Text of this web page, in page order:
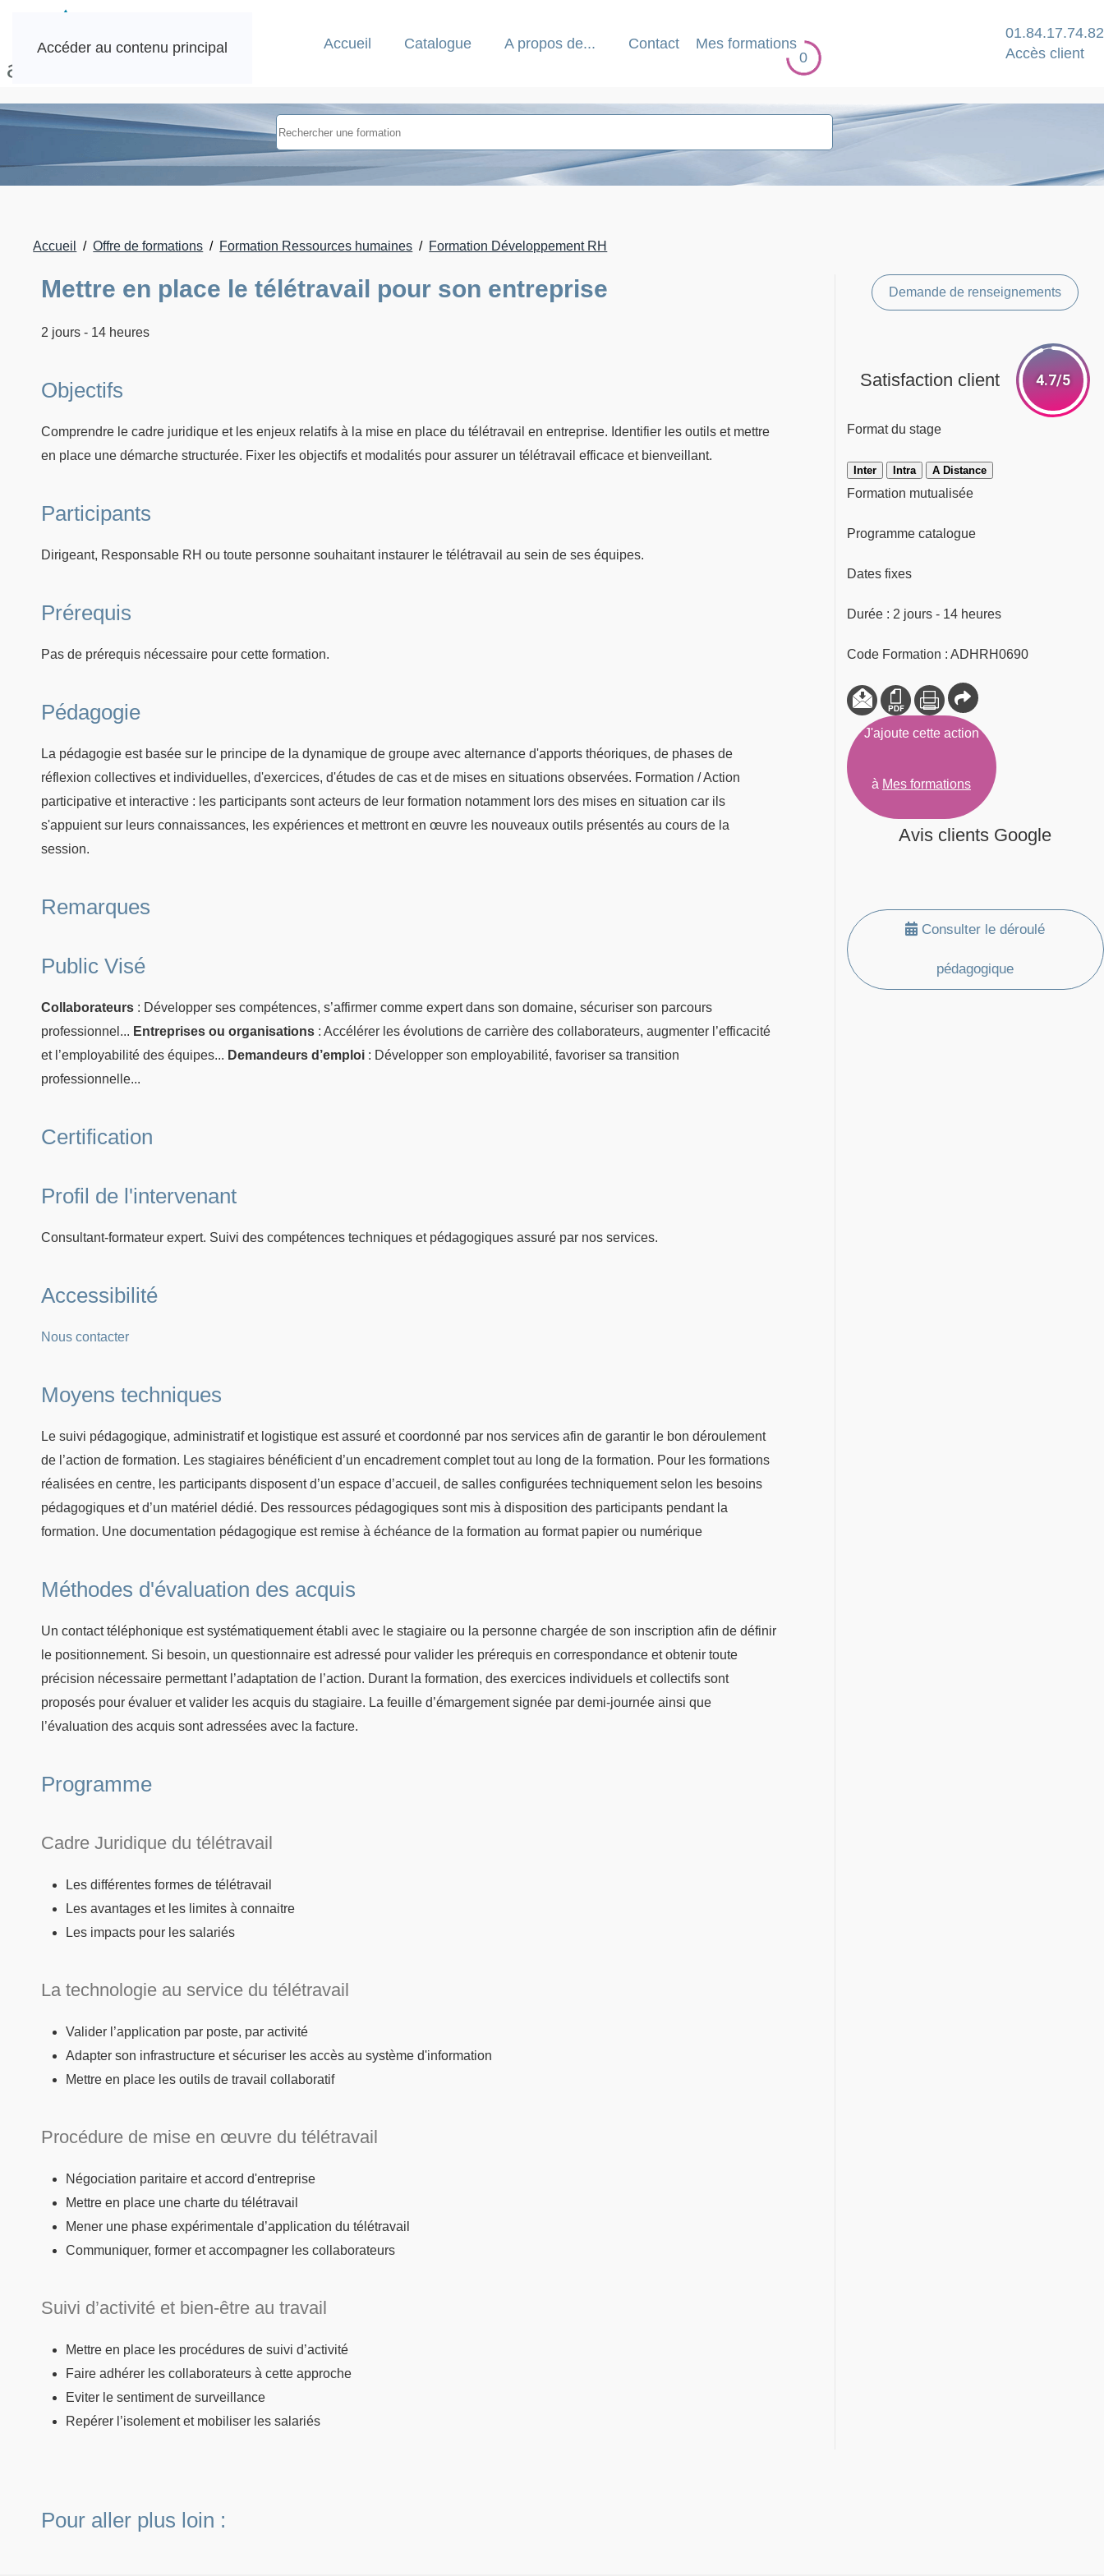
Accéder au contenu principal Accueil Catalogue A propos de... Contact
Mes formations
0
01.84.17.74.82
Accès client
Accueil Offre de formations Formation Ressources humaines Formation Développement RH
Mettre en place le télétravail pour son entreprise
2 jours - 14 heures
Objectifs
Comprendre le cadre juridique et les enjeux relatifs à la mise en place du télétravail en entreprise. Identifier les outils et mettre
en place une démarche structurée. Fixer les objectifs et modalités pour assurer un télétravail efficace et bienveillant.
Participants
Dirigeant, Responsable RH ou toute personne souhaitant instaurer le télétravail au sein de ses équipes.
Prérequis
Pas de prérequis nécessaire pour cette formation.
Pédagogie
La pédagogie est basée sur le principe de la dynamique de groupe avec alternance d'apports théoriques, de phases de
réflexion collectives et individuelles, d'exercices, d'études de cas et de mises en situations observées. Formation / Action
participative et interactive : les participants sont acteurs de leur formation notamment lors des mises en situation car ils
s'appuient sur leurs connaissances, les expériences et mettront en œuvre les nouveaux outils présentés au cours de la
session.
Remarques
Public Visé
Collaborateurs : Développer ses compétences, s’affirmer comme expert dans son domaine, sécuriser son parcours
professionnel... Entreprises ou organisations : Accélérer les évolutions de carrière des collaborateurs, augmenter l’efficacité
et l’employabilité des équipes... Demandeurs d’emploi : Développer son employabilité, favoriser sa transition
professionnelle...
Certification
Profil de l'intervenant
Consultant-formateur expert. Suivi des compétences techniques et pédagogiques assuré par nos services.
Accessibilité
Nous contacter
Moyens techniques
Le suivi pédagogique, administratif et logistique est assuré et coordonné par nos services afin de garantir le bon déroulement
de l’action de formation. Les stagiaires bénéficient d’un encadrement complet tout au long de la formation. Pour les formations
réalisées en centre, les participants disposent d’un espace d’accueil, de salles configurées techniquement selon les besoins
pédagogiques et d’un matériel dédié. Des ressources pédagogiques sont mis à disposition des participants pendant la
formation. Une documentation pédagogique est remise à échéance de la formation au format papier ou numérique
Méthodes d'évaluation des acquis
Un contact téléphonique est systématiquement établi avec le stagiaire ou la personne chargée de son inscription afin de définir
le positionnement. Si besoin, un questionnaire est adressé pour valider les prérequis en correspondance et obtenir toute
précision nécessaire permettant l’adaptation de l’action. Durant la formation, des exercices individuels et collectifs sont
proposés pour évaluer et valider les acquis du stagiaire. La feuille d’émargement signée par demi-journée ainsi que
l’évaluation des acquis sont adressées avec la facture.
Programme
Cadre Juridique du télétravail
Les différentes formes de télétravail
Les avantages et les limites à connaitre
Les impacts pour les salariés
La technologie au service du télétravail
Valider l’application par poste, par activité
Adapter son infrastructure et sécuriser les accès au système d'information
Mettre en place les outils de travail collaboratif
Procédure de mise en œuvre du télétravail
Négociation paritaire et accord d'entreprise
Mettre en place une charte du télétravail
Mener une phase expérimentale d’application du télétravail
Communiquer, former et accompagner les collaborateurs
Suivi d’activité et bien-être au travail
Mettre en place les procédures de suivi d’activité
Faire adhérer les collaborateurs à cette approche
Eviter le sentiment de surveillance
Repérer l’isolement et mobiliser les salariés
Demande de renseignements
Satisfaction client 4.7/5
Format du stage
Inter Intra A Distance
Formation mutualisée
Programme catalogue
Dates fixes
Durée : 2 jours - 14 heures
Code Formation : ADHRH0690
J'ajoute cette action
à Mes formations
Avis clients Google
Consulter le déroulé
pédagogique
Pour aller plus loin :